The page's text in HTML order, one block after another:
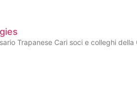
Trapanese Cari soci e colleghi